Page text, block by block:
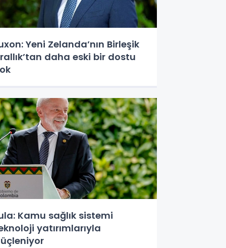
Yeni Zelanda’nın Birleşik
daha eski bir dostu
Kamu sağlık sistemi
yatırımlarıyla